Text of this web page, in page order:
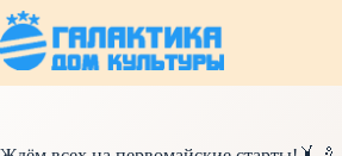
Перейти
к
сути